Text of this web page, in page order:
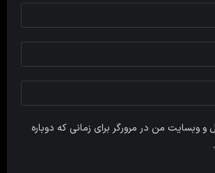
و وبسایت من در مرورگر برای زمانی که دوباره